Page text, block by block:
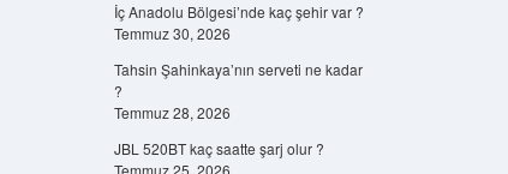
İç Anadolu Bölgesi’nde kaç şehir var ?
Temmuz 30, 2026
Tahsin Şahinkaya’nın serveti ne kadar
?
Temmuz 28, 2026
JBL 520BT kaç saatte şarj olur ?
Temmuz 25, 2026